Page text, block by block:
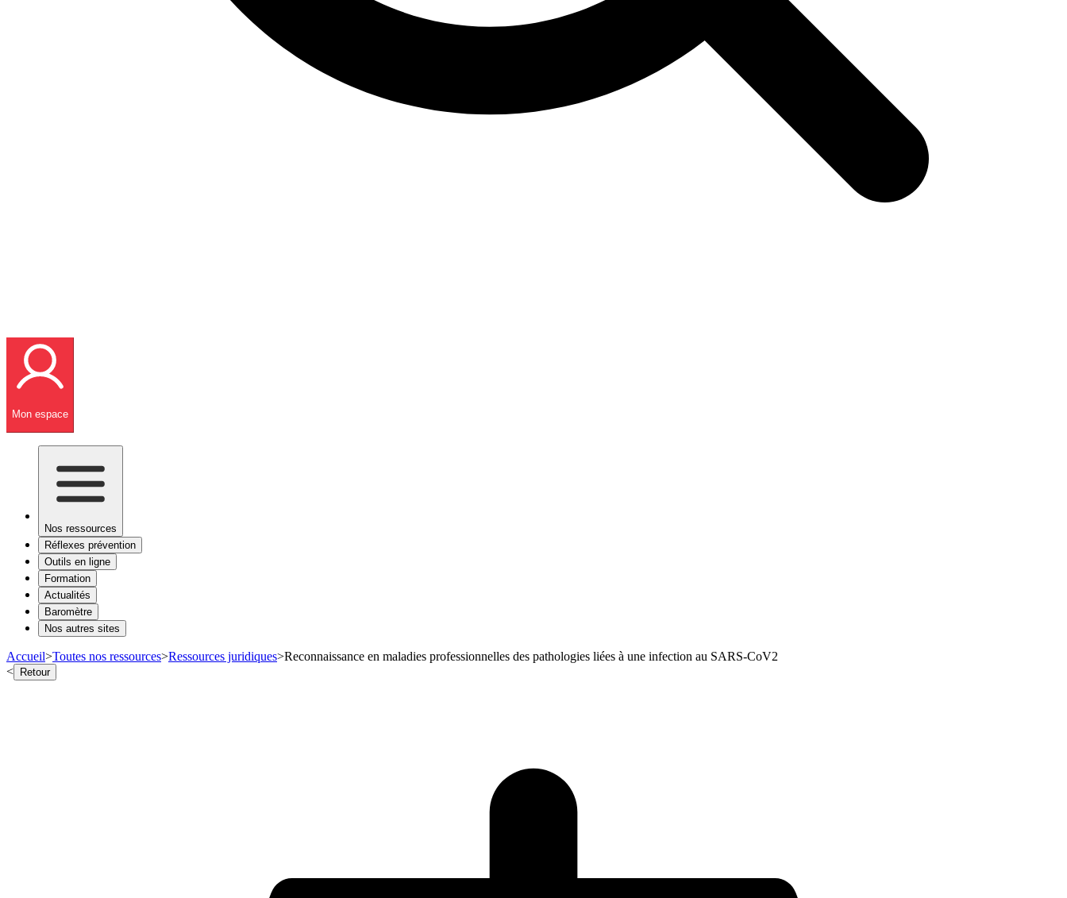
Mon espace
Nos ressources
Réflexes prévention
Outils en ligne
Formation
Actualités
Baromètre
Nos autres sites
Accueil>Toutes nos ressources>Ressources juridiques>Reconnaissance en maladies professionnelles des pathologies liées à une infection au SARS-CoV2
< Retour